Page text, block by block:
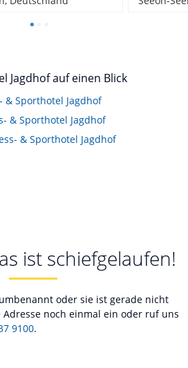
Jagdhof auf einen Blick
& Sporthotel Jagdhof
& Sporthotel Jagdhof
& Sporthotel Jagdhof
ist schiefgelaufen!
oder sie ist gerade nicht
noch einmal ein oder ruf uns
9100.